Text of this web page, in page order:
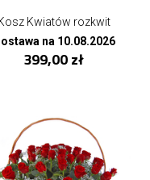
Kwiatów rozkwit
na 10.08.2026
399,00 zł